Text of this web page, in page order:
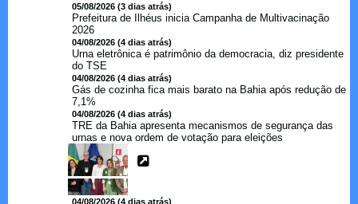
05/08/2026 (3 dias atrás)
Prefeitura de Ilhéus inicia Campanha de Multivacinação
2026
04/08/2026 (4 dias atrás)
Urna eletrônica é patrimônio da democracia, diz presidente
do TSE
04/08/2026 (4 dias atrás)
Gás de cozinha fica mais barato na Bahia após redução de
7,1%
04/08/2026 (4 dias atrás)
TRE da Bahia apresenta mecanismos de segurança das
urnas e nova ordem de votação para eleições
04/08/2026 (4 dias atrás)